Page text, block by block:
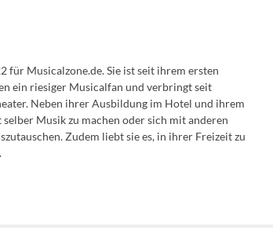
für Musicalzone.de. Sie ist seit ihrem ersten
ein riesiger Musicalfan und verbringt seit
Neben ihrer Ausbildung im Hotel und ihrem
Musik zu machen oder sich mit anderen
Zudem liebt sie es, in ihrer Freizeit zu